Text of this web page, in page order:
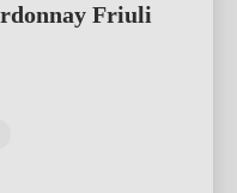
Friuli